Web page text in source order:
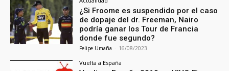
¿Si Froome es suspendido por el caso
de dopaje del dr. Freeman, Nairo
podría ganar los Tour de Francia
donde fue segundo?
Felipe Umaña - 16/08/2023
Vuelta a España